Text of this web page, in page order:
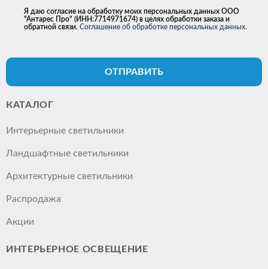
Я даю согласие на обработку моих персональных данных ООО
"Антарес Про" (ИНН:7714971674) в целях обработки заказа и
обратной связи. Соглашение об обработке персональных данных.
ОТПРАВИТЬ
КАТАЛОГ
Интерьерные светильники
Ландшафтные светильники
Архитектурные светильники
Распродажа
Акции
ИНТЕРЬЕРНОЕ ОСВЕЩЕНИЕ